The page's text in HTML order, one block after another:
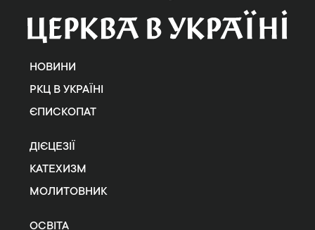
НОВИНИ
РКЦ В УКРАЇНІ
ЄПИСКОПАТ
ДІЄЦЕЗІЇ
КАТЕХИЗМ
МОЛИТОВНИК
ОСВІТА